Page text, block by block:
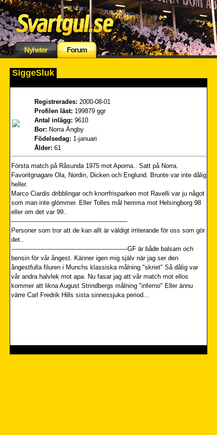
Nyheter Forum
SiggeSluk
Registrerades: 2000-08-01
Profilen läst: 199879 ggr
Antal inlägg: 9610
Bor: Norra Ängby
Födelsedag: 1-januari
Ålder: 61
Första match på Råsunda 1975 mot Aporna.. Satt på Norra.
Favoritgnagare Ola, Nordin, Dicken och Englund. Brunte var inte dålig
heller.
Marco Ciardis dribblingar och knorrfrisparken mot Ravelli var ju något
som man inte glömmer. Eller Tolles mål hemma mot Helsingborg 98
eller om det var 99..
------------------------------------------------------------
Personer som tror att de kan allt är väldigt irriterande för oss som gör
det..
------------------------------------------------------------GF är både balsam och
bensin för vår ångest. Känner igen mig själv när jag ser den
ångestfulla filuren i Munchs klassiska målning "skriet" Så dålig var
vår andra halvlek mot apa. Nu fasar jag att vår match mot ellos
kommer att likna August Strindbergs målning "inferno" Eller ännu
värre Carl Fredrik Hills sista sinnessjuka period...